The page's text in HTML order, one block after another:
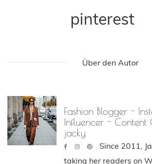
pinterest
Über den Autor
Fashion Blogger -
Influencer - Content
jacky
Since 2011,
taking her readers on